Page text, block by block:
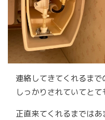
連絡してきてくれるま
しっかりされていてとて
正直来てくれるまでは